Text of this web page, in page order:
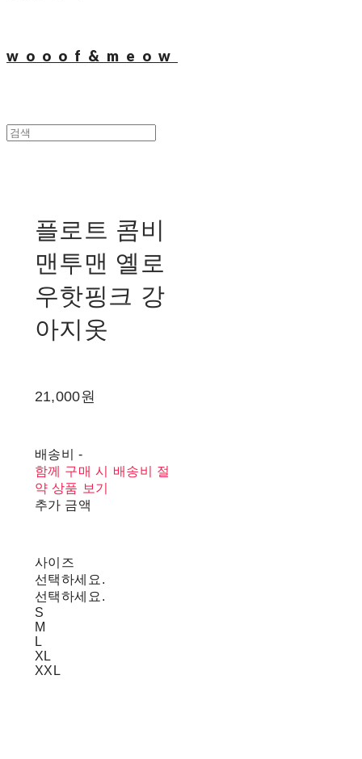
wooof&meow
플로트 콤비
맨투맨 옐로
우핫핑크 강
아지옷
21,000원
배송비-
함께 구매 시 배송비 절
약 상품 보기
추가 금액
사이즈
선택하세요.
선택하세요.
S
M
L
XL
XXL